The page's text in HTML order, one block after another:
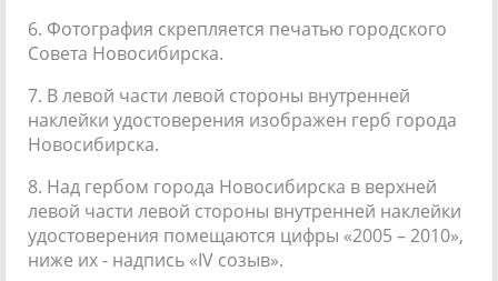
6. Фотография скрепляется печатью городского
Совета Новосибирска.
7. В левой части левой стороны внутренней
наклейки удостоверения изображен герб города
Новосибирска.
8. Над гербом города Новосибирска в верхней
левой части левой стороны внутренней наклейки
удостоверения помещаются цифры «2005 – 2010»,
ниже их - надпись «IV созыв».